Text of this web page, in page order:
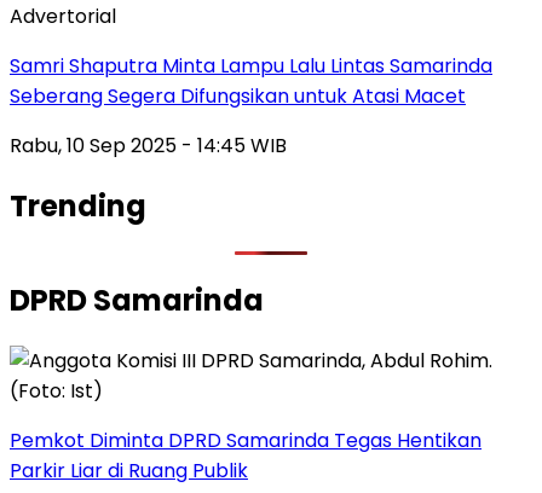
Advertorial
Samri Shaputra Minta Lampu Lalu Lintas Samarinda
Seberang Segera Difungsikan untuk Atasi Macet
Rabu, 10 Sep 2025 - 14:45 WIB
Trending
DPRD Samarinda
Pemkot Diminta DPRD Samarinda Tegas Hentikan
Parkir Liar di Ruang Publik